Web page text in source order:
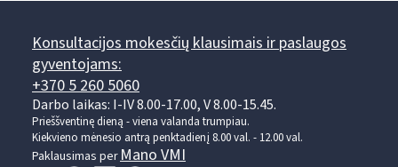
Konsultacijos mokesčių klausimais ir paslaugos
gyventojams:
+370 5 260 5060
Darbo laikas: I-IV 8.00-17.00, V 8.00-15.45.
Prieššventinę dieną - viena valanda trumpiau.
Kiekvieno mėnesio antrą penktadienį 8.00 val. - 12.00 val.
Paklausimas per Mano VMI